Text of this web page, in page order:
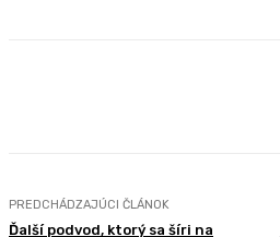
PREDCHÁDZAJÚCI ČLÁNOK
Ďalší podvod, ktorý sa šíri na